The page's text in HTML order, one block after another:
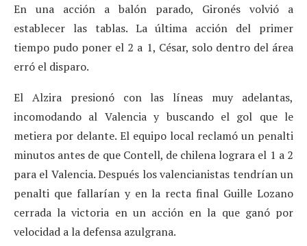
En una acción a balón parado, Gironés volvió a
establecer las tablas. La última acción del primer
tiempo pudo poner el 2 a 1, César, solo dentro del área
erró el disparo.
El Alzira presionó con las líneas muy adelantas,
incomodando al Valencia y buscando el gol que le
metiera por delante. El equipo local reclamó un penalti
minutos antes de que Contell, de chilena lograra el 1 a 2
para el Valencia. Después los valencianistas tendrían un
penalti que fallarían y en la recta final Guille Lozano
cerrada la victoria en un acción en la que ganó por
velocidad a la defensa azulgrana.